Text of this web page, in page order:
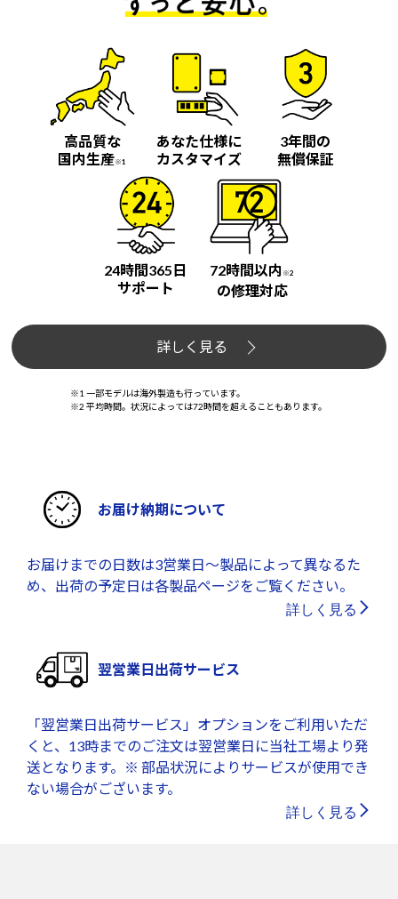
高品質な
国内生産※1
あなた仕様に
カスタマイズ
3年間の
無償保証
24時間365日
サポート
72時間以内 ※2
の修理対応
詳しく見る
※1 一部モデルは海外製造も行っています。
※2 平均時間。状況によっては72時間を超えることもあります。
お届け納期について
お届けまでの日数は3営業日～製品によって異なるた
め、出荷の予定日は各製品ページをご覧ください。
詳しく見る
翌営業日出荷サービス
「翌営業日出荷サービス」オプションをご利用いただ
くと、13時までのご注文は翌営業日に当社工場より発
送となります。※ 部品状況によりサービスが使用でき
ない場合がございます。
詳しく見る